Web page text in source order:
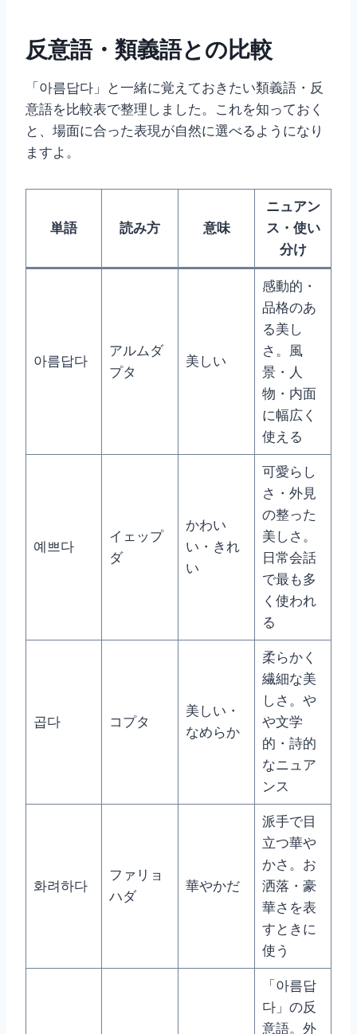
反意語・類義語との比較
「아름답다」と一緒に覚えておきたい類義語・反
意語を比較表で整理しました。これを知っておく
と、場面に合った表現が自然に選べるようになり
ますよ。
単語 読み方 意味
ニュアン
ス・使い
分け
아름답다
アルムダ
プタ
美しい
感動的・
品格のあ
る美し
さ。風
景・人
物・内面
に幅広く
使える
예쁘다
イェップ
ダ
かわい
い・きれ
い
可愛らし
さ・外見
の整った
美しさ。
日常会話
で最も多
く使われ
る
곱다 コプタ
美しい・
なめらか
柔らかく
繊細な美
しさ。や
や文学
的・詩的
なニュア
ンス
화려하다
ファリョ
ハダ
華やかだ
派手で目
立つ華や
かさ。お
洒落・豪
華さを表
すときに
使う
「아름답
다」の反
意語。外